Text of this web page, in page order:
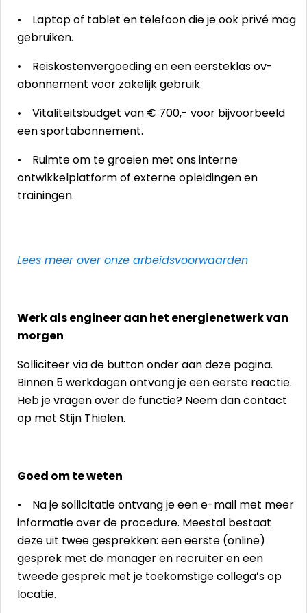
• Laptop of tablet en telefoon die je ook privé mag
gebruiken.
• Reiskostenvergoeding en een eersteklas ov-
abonnement voor zakelijk gebruik.
• Vitaliteitsbudget van € 700,- voor bijvoorbeeld
een sportabonnement.
• Ruimte om te groeien met ons interne
ontwikkelplatform of externe opleidingen en
trainingen.
Lees meer over onze arbeidsvoorwaarden
Werk als engineer aan het energienetwerk van
morgen
Solliciteer via de button onder aan deze pagina.
Binnen 5 werkdagen ontvang je een eerste reactie.
Heb je vragen over de functie? Neem dan contact
op met Stijn Thielen.
Goed om te weten
• Na je sollicitatie ontvang je een e-mail met meer
informatie over de procedure. Meestal bestaat
deze uit twee gesprekken: een eerste (online)
gesprek met de manager en recruiter en een
tweede gesprek met je toekomstige collega’s op
locatie.